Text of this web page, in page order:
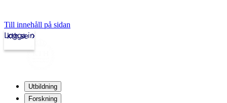
Till innehåll på sidan
kth.se
Logga in
Utbildning
Forskning